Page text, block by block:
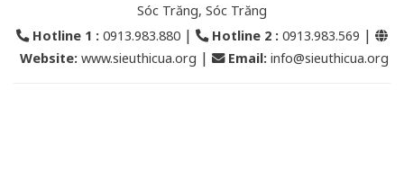
Sóc Trăng, Sóc Trăng
Hotline 1 : 0913.983.880 | Hotline 2 : 0913.983.569 |
Website: www.sieuthicua.org | Email: info@sieuthicua.org